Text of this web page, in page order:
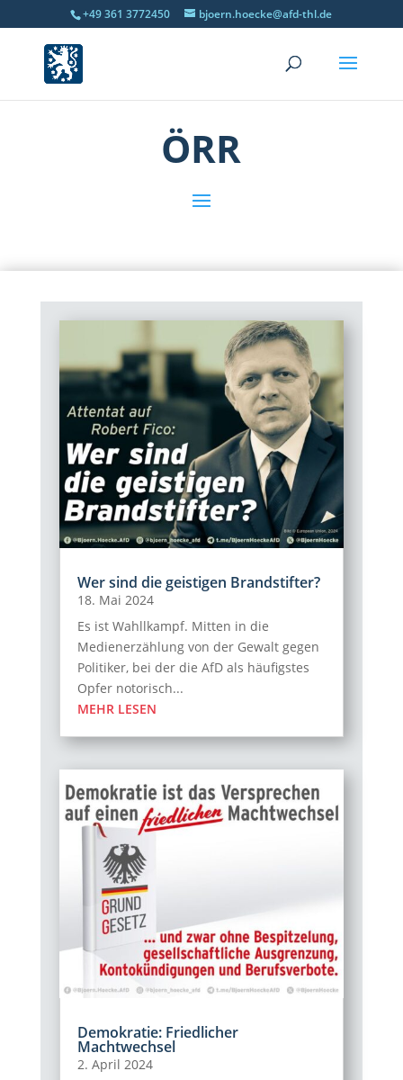
+49 361 3772450 bjoern.hoecke@afd-thl.de
ÖRR
Wer sind die geistigen Brandstifter?
18. Mai 2024
Es ist Wahllkampf. Mitten in die
Medienerzählung von der Gewalt gegen
Politiker, bei der die AfD als häufigstes
Opfer notorisch...
MEHR LESEN
Demokratie: Friedlicher
Machtwechsel
2. April 2024